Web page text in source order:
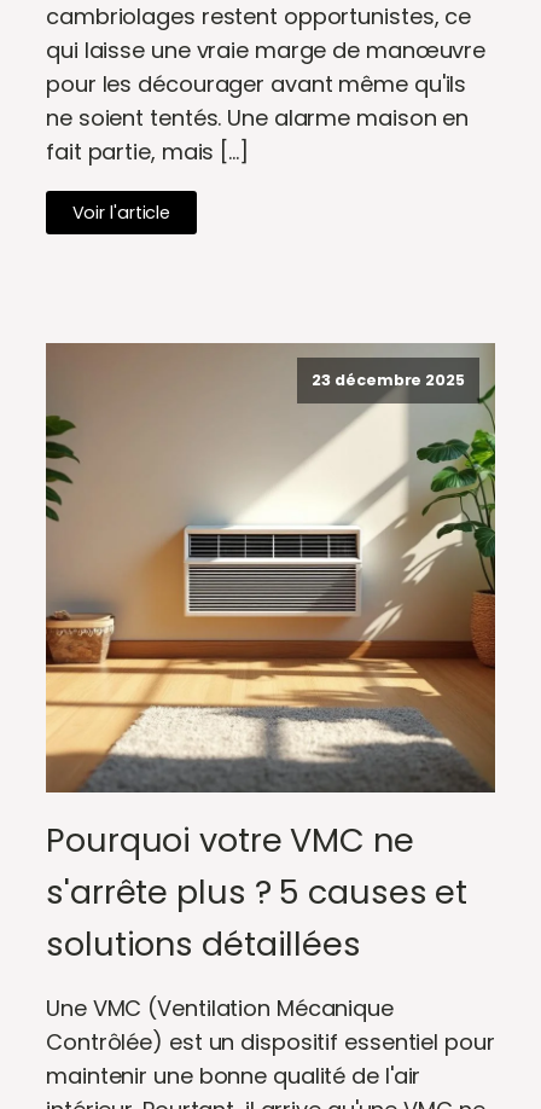
cambriolages restent opportunistes, ce
qui laisse une vraie marge de manœuvre
pour les décourager avant même qu'ils
ne soient tentés. Une alarme maison en
fait partie, mais […]
Voir l'article
23 décembre 2025
Pourquoi votre VMC ne
s'arrête plus ? 5 causes et
solutions détaillées
Une VMC (Ventilation Mécanique
Contrôlée) est un dispositif essentiel pour
maintenir une bonne qualité de l'air